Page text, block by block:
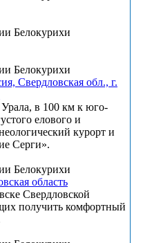
Свердловская обл., г.
в 100 км к юго-
елового и
курорт и
Серги».
область
Свердловской
получить комфортный